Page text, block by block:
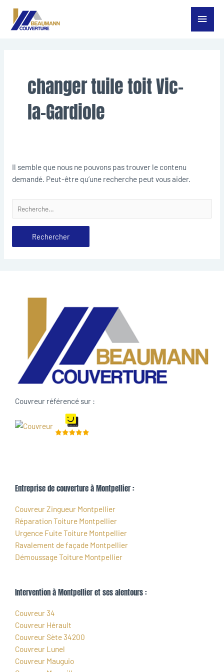
Aller
Menu
changer tuile toit Vic-
la-Gardiole
Il semble que nous ne pouvons pas trouver le contenu
demandé. Peut-être qu’une recherche peut vous aider.
Couvreur référencé sur :
Entreprise de couverture à Montpellier :
Couvreur Zingueur Montpellier
Réparation Toiture Montpellier
Urgence Fuite Toiture Montpellier
Ravalement de façade Montpellier
Démoussage Toiture Montpellier
Intervention à Montpellier et ses alentours :
Couvreur 34
Couvreur Hérault
Couvreur Sète 34200
Couvreur Lunel
Couvreur Mauguio